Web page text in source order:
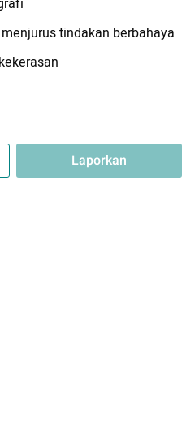
tindakan berbahaya
Laporkan